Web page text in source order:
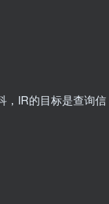
，IR的目标是查询信